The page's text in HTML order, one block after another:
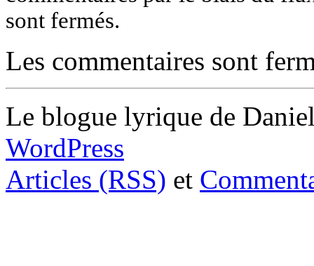
sont fermés.
Les commentaires sont
Le blogue lyrique de
WordPress
Articles (RSS) et